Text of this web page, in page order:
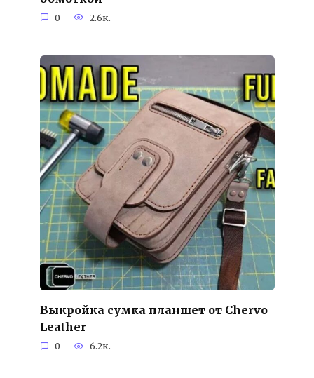
0 2.6к.
Выкройка сумка планшет от Chervo
Leather
0 6.2к.